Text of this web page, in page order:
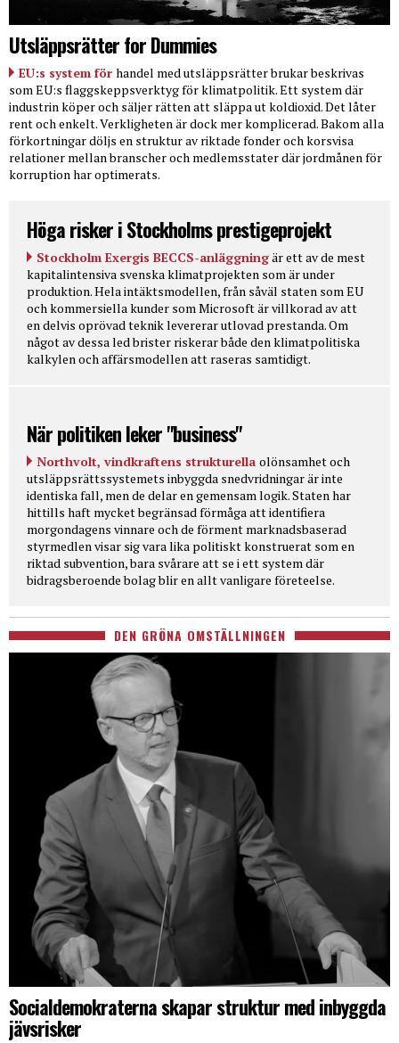
Utsläppsrätter for Dummies
EU:s system för handel med utsläppsrätter brukar beskrivas
som EU:s flaggskeppsverktyg för klimatpolitik. Ett system där
industrin köper och säljer rätten att släppa ut koldioxid. Det låter
rent och enkelt. Verkligheten är dock mer komplicerad. Bakom alla
förkortningar döljs en struktur av riktade fonder och korsvisa
relationer mellan branscher och medlemsstater där jordmånen för
korruption har optimerats.
Höga risker i Stockholms prestigeprojekt
Stockholm Exergis BECCS-anläggningär ett av de mest
kapitalintensiva svenska klimatprojekten som är under
produktion. Hela intäktsmodellen, från såväl staten som EU
och kommersiella kunder som Microsoft är villkorad av att
en delvis oprövad teknik levererar utlovad prestanda. Om
något av dessa led brister riskerar både den klimatpolitiska
kalkylen och affärsmodellen att raseras samtidigt.
När politiken leker "business"
Northvolt, vindkraftens strukturella olönsamhet och
utsläppsrättssystemets inbyggda snedvridningar är inte
identiska fall, men de delar en gemensam logik. Staten har
hittills haft mycket begränsad förmåga att identifiera
morgondagens vinnare och de förment marknadsbaserad
styrmedlen visar sig vara lika politiskt konstruerat som en
riktad subvention, bara svårare att se i ett system där
bidragsberoende bolag blir en allt vanligare företeelse.
DEN GRÖNA OMSTÄLLNINGEN
Socialdemokraterna skapar struktur med inbyggda
jävsrisker